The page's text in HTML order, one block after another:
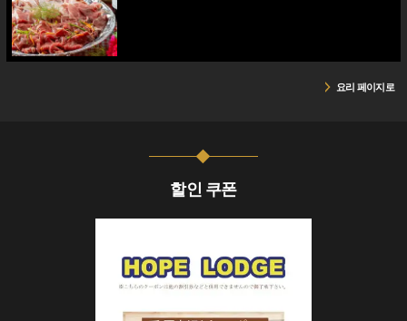
요리 페이지로
할인 쿠폰